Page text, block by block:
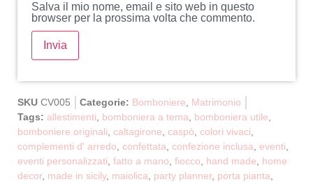
Salva il mio nome, email e sito web in questo
browser per la prossima volta che commento.
SKU CV005 Categorie: Bomboniere, Matrimonio
Tags: allestimenti, bomboniera a tema, bomboniera utile,
bomboniere originali, caltagirone, caspò, colori vivaci,
complementi d' arredo, confettata, confezione inclusa, eventi,
eventi personalizzati, fatto a mano, fiocco, hand made, home
decor, made in sicily, maiolica, party planner, porta pianta,